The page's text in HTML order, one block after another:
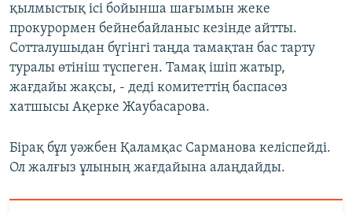
қылмыстық ісі бойынша шағымын жеке
прокурормен бейнебайланыс кезінде айтты.
Сотталушыдан бүгінгі таңда тамақтан бас тарту
туралы өтініш түспеген. Тамақ ішіп жатыр,
жағдайы жақсы, - деді комитеттің баспасөз
хатшысы Ақерке Жаубасарова.
Бірақ бұл уәжбен Қаламқас Сарманова келіспейді.
Ол жалғыз ұлының жағдайына алаңдайды.